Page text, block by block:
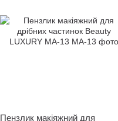
Пензлик макіяжний для